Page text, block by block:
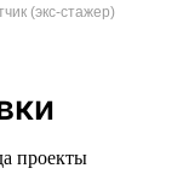
(экс-стажер)
проекты